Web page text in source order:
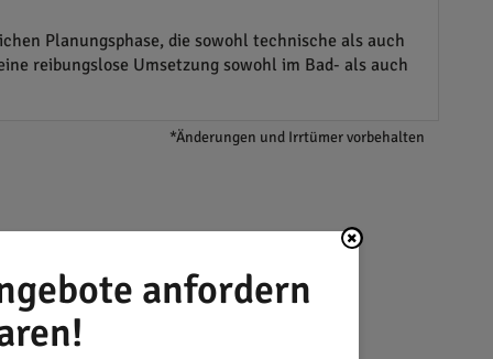
Planungsphase, die sowohl technische als auch
reibungslose Umsetzung sowohl im Bad- als auch
*Änderungen und Irrtümer vorbehalten
anfordern